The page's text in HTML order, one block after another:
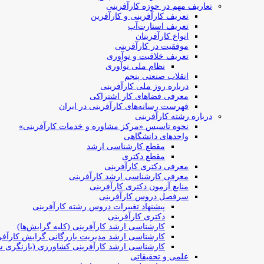
تعاریف مهم در حوزه کارآفرینی
تعریف کارآفرینی و کارآفرین
تعریف استارت‌آپ
انواع کارآفرینان
موفقیت در کارآفرینی
تعریف خلاقیت و نوآوری
نظام ملی نوآوری
انقلاب صنعتی پنجم
درباره روز ملی کارآفرینی
معرفی فضاهای کار اشتراکی
فهرست رسانه‌های کارآفرینی در ایران
درباره رشته کارآفرینی
نحوه تاسیس «مرکز مشاوره و خدمات کارآفرینی»
واحدهای دانشگاهی
مقطع کارشناسی ارشد
مقطع دکتری
معرفی دکتری کارآفرینی
معرفی کارشناسی ارشد کارآفرینی
منابع آزمون دکتری کارآفرینی
سرفصل دروس کارآفرینی
پیشنهاد تغییرات دروس رشته کارآفرینی
دکتری کارآفرینی
کارشناسی ارشد کارآفرینی (کلیه گرایش‌ها)
کارشناسی ارشد مدیریت بازرگانی گرایش
کارشناسی ارشد کارآفرینی کشاورزی (بازنگری
علمی و تحقیقاتی